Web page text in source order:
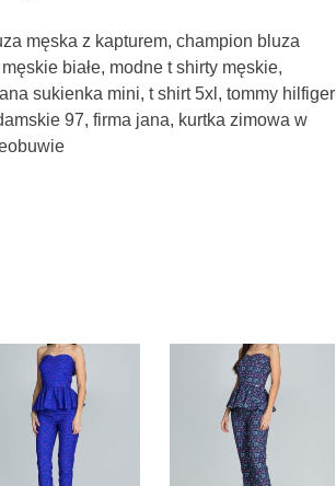
męska z kapturem, champion bluza
białe, modne t shirty męskie,
sukienka mini, t shirt 5xl, tommy hilfiger
97, firma jana, kurtka zimowa w